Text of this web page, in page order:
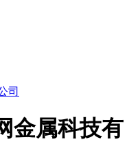
金属科技有